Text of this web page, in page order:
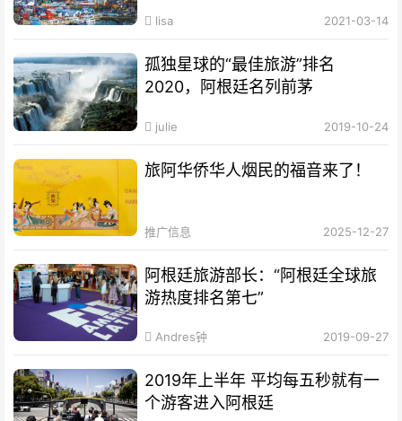
lisa 2021-03-14
孤独星球的“最佳旅游”排名
2020，阿根廷名列前茅
julie 2019-10-24
旅阿华侨华人烟民的福音来了！
推广信息 2025-12-27
阿根廷旅游部长：“阿根廷全球旅
游热度排名第七”
Andres钟 2019-09-27
2019年上半年 平均每五秒就有一
个游客进入阿根廷